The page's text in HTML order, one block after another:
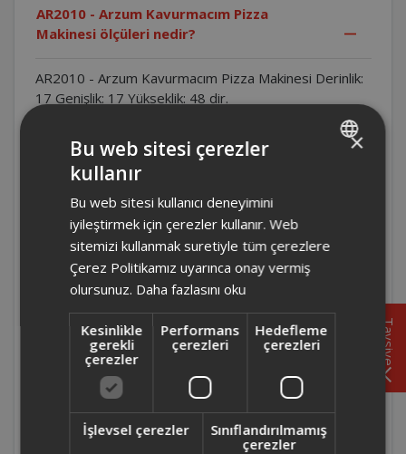
AR2010 - Arzum Kavurmacım Pizza
Makinesi ölçüleri nedir?
AR2010 - Arzum Kavurmacım Pizza Makinesi Derinlik:
17 Genişlik: 17 Yükseklik: 48 dir.
Chefim Çok Amaçlı Basınçlı Pişirici ile
basınçlı pişirme güvenli midir?
Chefim Çok Amaçlı Basınçlı Pişirici ürün
çalışırken içine bir şey ekleyebilir miyiz?
Chefim Çok Amaçlı Basınçlı Pişirici ürünü
yanlış bir modda çalıştırdığımızda iptal
tuşuna basıp yeni bir mod seçebilir miyiz?
Chefim Çok Amaçlı Basınçlı Pişirici
elektrikler kesildiğinde ve sonra geldiğinde
ürün kaldığı yerden çalışmaya devam eder
Tavsiye
×
Bu web sitesi çerezler
kullanır
Bu web sitesi kullanıcı deneyimini
iyileştirmek için çerezler kullanır. Web
sitemizi kullanmak suretiyle tüm çerezlere
Çerez Politikamız uyarınca onay vermiş
olursunuz. Daha fazlasını oku
Kesinlikle
gerekli
çerezler
Performans
çerezleri
Hedefleme
çerezleri
İşlevsel çerezler
Sınıflandırılmamış
çerezler